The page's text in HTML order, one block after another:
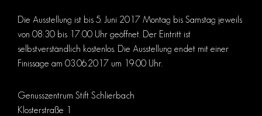
Die Ausstellung ist bis 5. Juni 2017 Montag bis Samstag jeweils
von 08:30 bis 17:00 Uhr geöffnet. Der Eintritt ist
selbstverständlich kostenlos. Die Ausstellung endet mit einer
Finissage am 03.06.2017 um 19:00 Uhr.
Genusszentrum Stift Schlierbach
Klosterstraße 1